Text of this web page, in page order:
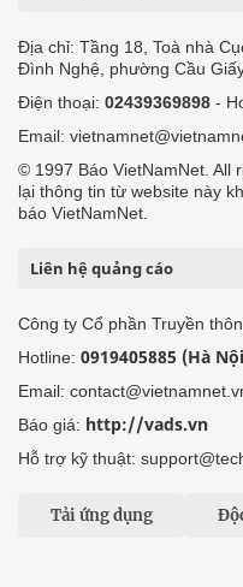
Địa chỉ: Tầng 18, Toà nhà
Đình Nghệ, phường Cầu
Điện thoại: 02439369898 -
Email:
© 1997 Báo VietNamNet. All
lại thông tin từ website này
báo VietNamNet.
Liên hệ quảng cáo
Công ty Cổ phần Truyền
Hotline: 0919405885 (Hà
Email:
Báo giá: http://vads.vn
Hỗ trợ kỹ thuật:
Tải ứng dụng